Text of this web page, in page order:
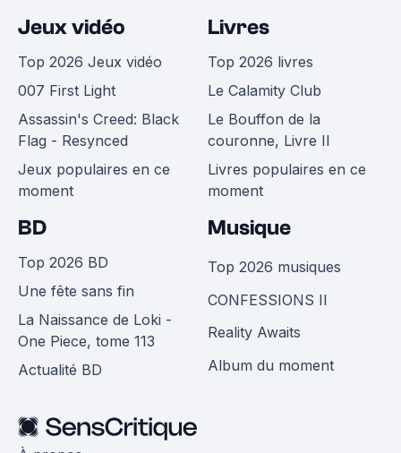
Jeux vidéo
Top 2026 Jeux vidéo
007 First Light
Assassin's Creed: Black
Flag - Resynced
Jeux populaires en ce
moment
Livres
Top 2026 livres
Le Calamity Club
Le Bouffon de la
couronne, Livre II
Livres populaires en ce
moment
BD
Top 2026 BD
Une fête sans fin
La Naissance de Loki -
One Piece, tome 113
Actualité BD
Musique
Top 2026 musiques
CONFESSIONS II
Reality Awaits
Album du moment